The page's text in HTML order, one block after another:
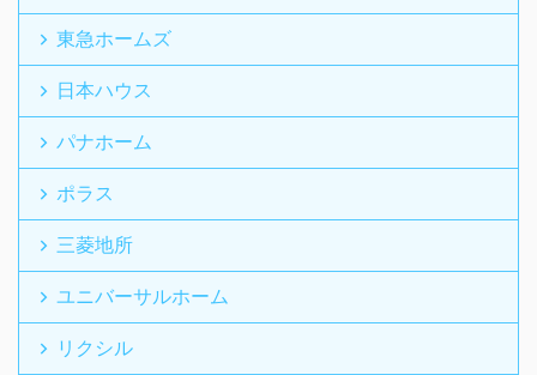
東急ホームズ
日本ハウス
パナホーム
ポラス
三菱地所
ユニバーサルホーム
リクシル